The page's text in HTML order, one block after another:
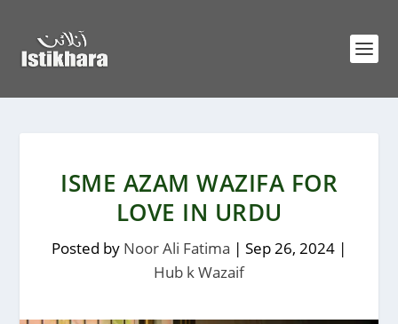
ISME AZAM WAZIFA FOR
LOVE IN URDU
Posted by Noor Ali Fatima | Sep 26, 2024 |
Hub k Wazaif